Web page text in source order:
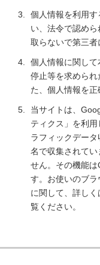
個人情報を利用
い、法令で認め
取らないで第三者
個人情報に関し
停止等を求めら
た、個人情報を正
当サイトは、
ティクス」を利
ラフィックデー
名で収集されて
せん。その機能
す。お使いのブ
に関して、詳しく
覧ください。